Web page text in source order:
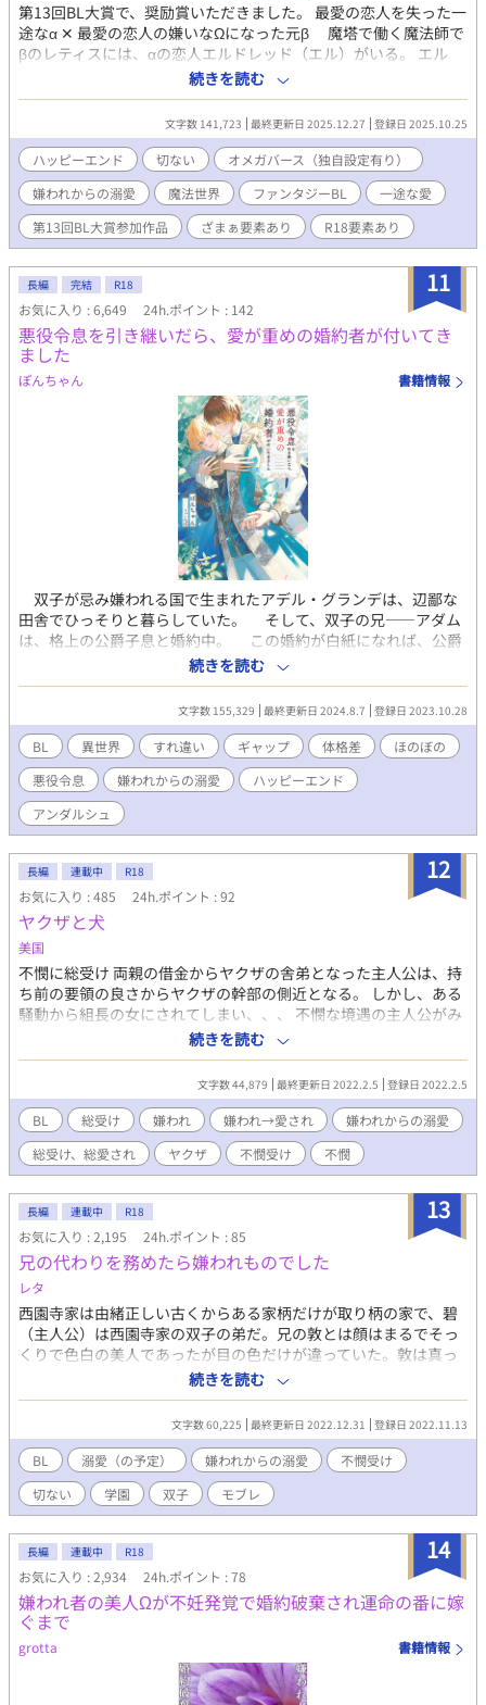
第13回BL大賞で、奨励賞いただきました。 最愛の恋人を失った一
途なα‪ ✕‬‪‪ 最愛の恋人の嫌いなΩになった元β 魔塔で働く魔法師で
βのレティスには、αの恋人エルドレッド（エル）がいる。 エル
は、Ω嫌いとして有名なαの王宮魔法師。二人の関係は秘密だっ
た。 王家主催の夜会で、ヒートテロによりαの王女が魔力暴走を
起こし攻撃魔法を放った。 レティスは、悪評高いΩの令息ラシェ
ルをかばって命を落とす。 魔力暴走に巻き込まれ、眠りについた
ままのラシェルの意識下で、レティスは存在していた。 レティス
が愛する人の所へ戻れるようにと、ラシェルは体の入れ替わる禁
忌の魔法を行使し『嫌われててごめん』 そう言って消えてしま
う。 一年後。 ラシェルの姿で、レティスは目を覚ました。 その姿
のまま、エルドレッドと再会するが……。 ＊＊＊ オメガバース独
す。AI学習禁止です。
続きを読む
文字数 141,723 最終更新日 2025.12.27 登録日 2025.10.25
ハッピーエンド 切ない
オメガバース（独自設定有り）
嫌われからの溺愛
魔法世界 ファンタジーBL
一途な愛
第13回BL大賞参加作品
ざまぁ要素あり R18要素あり
11
長編 完結 R18
お気に入り : 6,649 24h.ポイント : 142
悪役令息を引き継いだら、愛が重めの婚約者が付いてき
ました
ぽんちゃん 書籍情報
双子が忌み嫌われる国で生まれたアデル・グランデは、辺鄙な
田舎でひっそりと暮らしていた。 そして、双子の兄――アダム
は、格上の公爵子息と婚約中。 この婚約が白紙になれば、公爵
家と共同事業を始めたグランデ侯爵家はおしまいである。 だ
が、アダムは自身のメイドと愛を育んでいた。 そこでアダムか
ら、人生を入れ替えないかと持ちかけられることに。 両親にも
会いたいアデルは、アダム・グランデとして生きていくことを決
めた。 しかし、約束の日に会ったアダムは、体はバキバキに鍛
えており、肌はこんがりと日に焼けていた。 幼少期は瓜二つだ
ったが、ベッドで生活していた色白で病弱なアデルとは、あまり
似ていなかったのだ。 そのため、化粧でなんとか誤魔化したア
デルは、アダムになりきり、両親のために王都へ向かった。 ア
は塩対応。 初めてのデート（アデルにとって）では、いきなり
店前に置き去りにされてしまい――！？ 同性婚が可能な世界で
す。 女性も登場しますが、恋愛には発展しません。 ※ 感想欄
はネタバレを含みますので、お気をつけください‼︎(＞＜)
続きを読む
文字数 155,329 最終更新日 2024.8.7 登録日 2023.10.28
BL 異世界 すれ違い ギャップ 体格差
ほのぼの
悪役令息
嫌われからの溺愛
ハッピーエンド
アンダルシュ
12
長編 連載中 R18
お気に入り : 485 24h.ポイント : 92
ヤクザと犬
美国
不憫に総受け 両親の借金からヤクザの舎弟となった主人公は、持
ち前の要領の良さからヤクザの幹部の側近となる。 しかし、ある
騒動から組長の女にされてしまい、、、 不憫な境遇の主人公がみ
んなから愛されるゆるふわ（ヤクザものなのでたまに暴力）スト
ーリー。
続きを読む
文字数 44,879 最終更新日 2022.2.5 登録日 2022.2.5
BL 総受け 嫌われ 嫌われ→愛され
嫌われからの溺愛
総受け、総愛され
ヤクザ 不憫受け 不憫
13
長編 連載中 R18
お気に入り : 2,195 24h.ポイント : 85
兄の代わりを務めたら嫌われものでした
レタ
西園寺家は由緒正しい古くからある家柄だけが取り柄の家で、碧
（主人公）は西園寺家の双子の弟だ。兄の敦とは顔はまるでそっ
くりで色白の美人であったが目の色だけが違っていた。敦は真っ
黒だが碧はとても色素の薄い茶色をしていた。西園寺家では昔か
ら双子の兄弟は縁起が悪いとされており、そのせいでまるで敦し
か子供はいないかのように扱われ、碧は離れでひとり暮らしてい
た。 敦は星華学園というお金持ちのお坊ちゃん御用達の中高一貫
の男子校に通っており、碧は公立中学校に通っていた。星華学園
は中等部は自宅から通い、高等部から寮である。敦はそのまま高
等部に進学、碧は義務教育が終わり、このまま家を出ることにな
っていた。 中学3年生の2月、敦が学校の階段から落ち意識不明と
なってしまった。後継ぎの問題が急に浮上し、顔も似ていること
から碧は意識不明の敦の代わりにふりをするように両親から命令
された。記憶喪失という設定で敦として星華学園の高等部に通う
ことになった碧だか、行ってみるとみんなから嫌われていたのだ
った。敦は学園で相当なわがままでやりたい放題していたのだ。
－－－－－－－－－－－－－－－－－－－－－－ 基本的に自己満
の作品なので、どんなのでもありな人だけお願いします。 無理や
りの胸糞展開もありますが、話の前に注意書きなど入れてないた
続きを読む
文字数 60,225 最終更新日 2022.12.31 登録日 2022.11.13
BL 溺愛（の予定） 嫌われからの溺愛
不憫受け
切ない
学園 双子 モブレ
14
長編 連載中 R18
お気に入り : 2,934 24h.ポイント : 78
嫌われ者の美人Ωが不妊発覚で婚約破棄され運命の番に嫁
ぐまで
grotta 書籍情報